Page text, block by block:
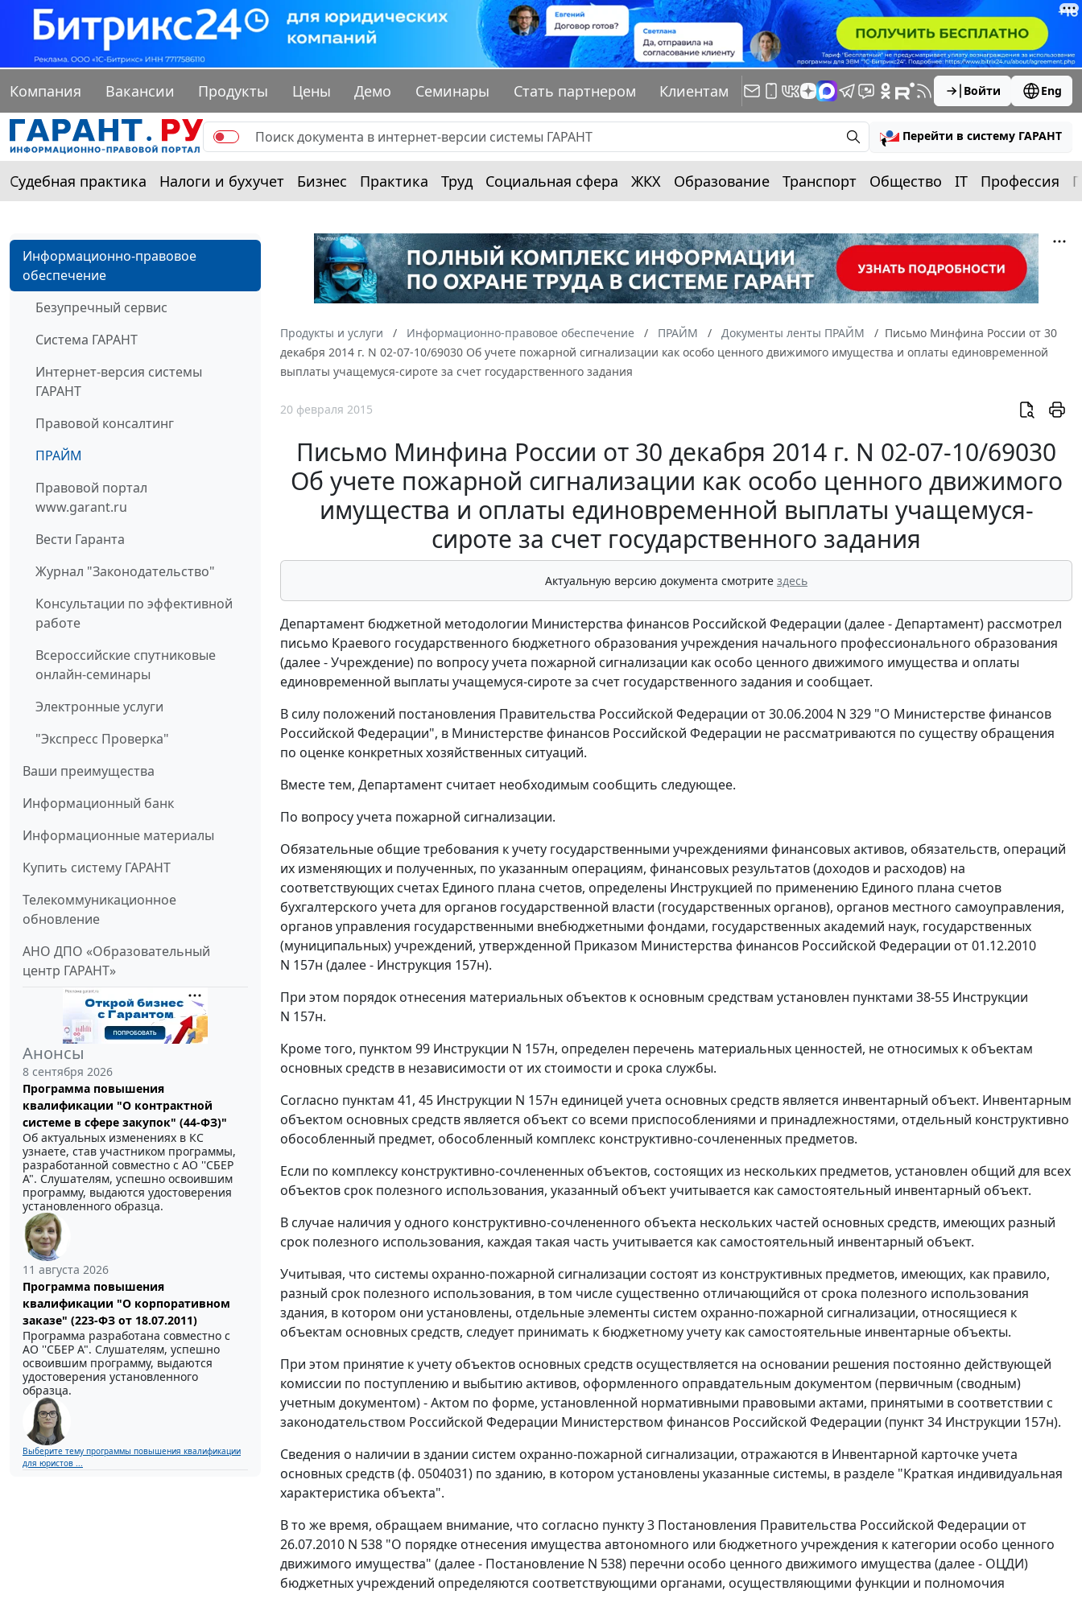
Компания Вакансии Продукты Цены Демо Семинары Стать партнером Клиентам Войти Eng
Перейти в систему ГАРАНТ
Судебная практика Налоги и бухучет Бизнес Практика Труд Социальная сфера ЖКХ Образование Транспорт Общество IT Профессия
Информационно-правовое
обеспечение
Безупречный сервис
Система ГАРАНТ
Интернет-версия системы
ГАРАНТ
Правовой консалтинг
ПРАЙМ
Правовой портал
www.garant.ru
Вести Гаранта
Журнал "Законодательство"
Консультации по эффективной
работе
Всероссийские спутниковые
онлайн-семинары
Электронные услуги
"Экспресс Проверка"
Ваши преимущества
Информационный банк
Информационные материалы
Купить систему ГАРАНТ
Телекоммуникационное
обновление
АНО ДПО «Образовательный
центр ГАРАНТ»
Анонсы
8 сентября 2026
Программа повышения
квалификации "О контрактной
системе в сфере закупок" (44-ФЗ)"
Об актуальных изменениях в КС
узнаете, став участником программы,
разработанной совместно с АО ''СБЕР
А". Слушателям, успешно освоившим
программу, выдаются удостоверения
установленного образца.
11 августа 2026
Программа повышения
квалификации "О корпоративном
заказе" (223-ФЗ от 18.07.2011)
Программа разработана совместно с
АО ''СБЕР А". Слушателям, успешно
освоившим программу, выдаются
удостоверения установленного
образца.
Выберите тему программы повышения квалификации
для юристов ...
Продукты и услуги Информационно-правовое обеспечение ПРАЙМ Документы ленты ПРАЙМ
Письмо Минфина России от 30
декабря 2014 г. N 02-07-10/69030 Об учете пожарной сигнализации как особо ценного движимого имущества и оплаты единовременной
выплаты учащемуся-сироте за счет государственного задания
20 февраля 2015
Письмо Минфина России от 30 декабря 2014 г. N 02-07-10/69030
Об учете пожарной сигнализации как особо ценного движимого
имущества и оплаты единовременной выплаты учащемуся-
сироте за счет государственного задания
Актуальную версию документа смотрите здесь
Департамент бюджетной методологии Министерства финансов Российской Федерации (далее - Департамент) рассмотрел
письмо Краевого государственного бюджетного образования учреждения начального профессионального образования
(далее - Учреждение) по вопросу учета пожарной сигнализации как особо ценного движимого имущества и оплаты
единовременной выплаты учащемуся-сироте за счет государственного задания и сообщает.
В силу положений постановления Правительства Российской Федерации от 30.06.2004 N 329 "О Министерстве финансов
Российской Федерации", в Министерстве финансов Российской Федерации не рассматриваются по существу обращения
по оценке конкретных хозяйственных ситуаций.
Вместе тем, Департамент считает необходимым сообщить следующее.
По вопросу учета пожарной сигнализации.
Обязательные общие требования к учету государственными учреждениями финансовых активов, обязательств, операций
их изменяющих и полученных, по указанным операциям, финансовых результатов (доходов и расходов) на
соответствующих счетах Единого плана счетов, определены Инструкцией по применению Единого плана счетов
бухгалтерского учета для органов государственной власти (государственных органов), органов местного самоуправления,
органов управления государственными внебюджетными фондами, государственных академий наук, государственных
(муниципальных) учреждений, утвержденной Приказом Министерства финансов Российской Федерации от 01.12.2010
N 157н (далее - Инструкция 157н).
При этом порядок отнесения материальных объектов к основным средствам установлен пунктами 38-55 Инструкции
N 157н.
Кроме того, пунктом 99 Инструкции N 157н, определен перечень материальных ценностей, не относимых к объектам
основных средств в независимости от их стоимости и срока службы.
Согласно пунктам 41, 45 Инструкции N 157н единицей учета основных средств является инвентарный объект. Инвентарным
объектом основных средств является объект со всеми приспособлениями и принадлежностями, отдельный конструктивно
обособленный предмет, обособленный комплекс конструктивно-сочлененных предметов.
Если по комплексу конструктивно-сочлененных объектов, состоящих из нескольких предметов, установлен общий для всех
объектов срок полезного использования, указанный объект учитывается как самостоятельный инвентарный объект.
В случае наличия у одного конструктивно-сочлененного объекта нескольких частей основных средств, имеющих разный
срок полезного использования, каждая такая часть учитывается как самостоятельный инвентарный объект.
Учитывая, что системы охранно-пожарной сигнализации состоят из конструктивных предметов, имеющих, как правило,
разный срок полезного использования, в том числе существенно отличающийся от срока полезного использования
здания, в котором они установлены, отдельные элементы систем охранно-пожарной сигнализации, относящиеся к
объектам основных средств, следует принимать к бюджетному учету как самостоятельные инвентарные объекты.
При этом принятие к учету объектов основных средств осуществляется на основании решения постоянно действующей
комиссии по поступлению и выбытию активов, оформленного оправдательным документом (первичным (сводным)
учетным документом) - Актом по форме, установленной нормативными правовыми актами, принятыми в соответствии с
законодательством Российской Федерации Министерством финансов Российской Федерации (пункт 34 Инструкции 157н).
Сведения о наличии в здании систем охранно-пожарной сигнализации, отражаются в Инвентарной карточке учета
основных средств (ф. 0504031) по зданию, в котором установлены указанные системы, в разделе "Краткая индивидуальная
характеристика объекта".
В то же время, обращаем внимание, что согласно пункту 3 Постановления Правительства Российской Федерации от
26.07.2010 N 538 "О порядке отнесения имущества автономного или бюджетного учреждения к категории особо ценного
движимого имущества" (далее - Постановление N 538) перечни особо ценного движимого имущества (далее - ОЦДИ)
бюджетных учреждений определяются соответствующими органами, осуществляющими функции и полномочия